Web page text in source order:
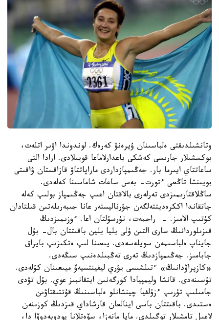
وتانشىلدىقتى ەلباسىنان ۇيرەنۋ كەرەك. لوندوندا اۋىر اتلەت،
بوكسشىلار جارىسى كەشكى باعدارلاماعا قويىلادى. ارادا التى
ساعاتتاي ايىرما بار. جەڭىمپازداردى ماراپاتتاۋ قازاقستان ۋاقىتى
بويىنشا تاڭعى ءتورت- بەس ساعات شاماسىنا كەلەدى.
ساڭلاقتارىمىزدى تەرلەرى بالاقتان اعىپ جەڭىمپاز بولىپ كەلە
جاتقاندا اككرەديتتەلگەن جۋرناليستەر عانا جىبەرىلەتىن قىلتادان
كۇتىپ الامىز. - راحمەت، نۇرسۇلتان اعا. ءوزىمىزدىڭ
قىزىلوردانىڭ سارى التىن ۇلى يليا يلين باقىتتان بال- بۇل
جايناپ ەلباسىمەن سويلەسەدى. يىعىنا لىپ ەتكىزىپ بايراق
جابامىز. جەڭىمپازدىڭ تەرى تەڭبىلدەنىپ سىڭەدى.
«كازپراۆدانىڭ» ءتىلشىسى يۋري ليفينتسيەۆ ميىعىنان كۇلەدى.
تۇسىنەدى. قانشا وليمپيادا كورگەنىن ايتقانبىز عوي. بۇل تۋدى
جامىلىپ تۇرىپ ءزۇلفيا چينشانلو ەلباسىنىڭ قۇتتىقتاۋىن
ەستىدى. باقىتتان باسى اينالعان قارشاداي قىزدىڭ كوزىنەن
لاعىل تامشىلار توگىلدى. مايا مانەزا، سۆەتلانا پودوبەدوۆا دا،